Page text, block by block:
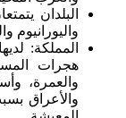
البلدان
واليورانيوم
المملكة:
هجرات
والعمرة،
والأعراق